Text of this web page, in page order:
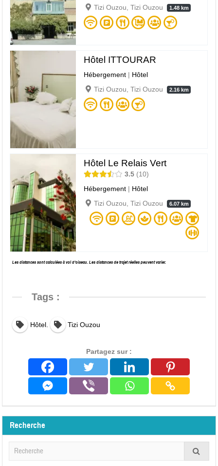
Tizi Ouzou, Tizi Ouzou
1.48 km
Hôtel ITTOURAR
Hébergement | Hôtel
Tizi Ouzou, Tizi Ouzou
2.16 km
Hôtel Le Relais Vert
3.5
10
Hébergement | Hôtel
Tizi Ouzou, Tizi Ouzou
6.07 km
Les distances sont calculées à vol d’oiseau. Les distances de trajet réelles peuvent varier.
Tags :
Hôtel, Tizi Ouzou
Partagez sur :
Recherche